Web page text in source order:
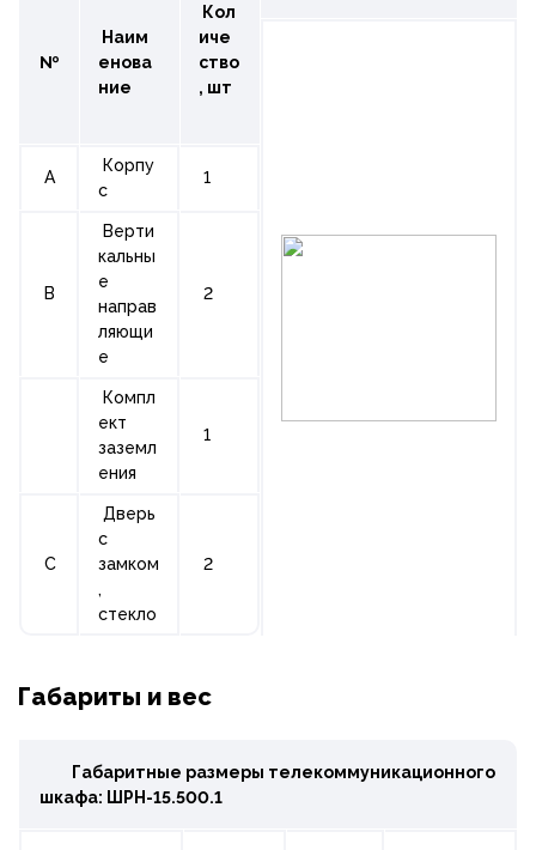
№
Наим
енова
ние
Кол
иче
ство
, шт
A
Корпу
с
1
B
Верти
кальны
е
направ
ляющи
е
2
Компл
ект
заземл
ения
1
C
Дверь
с
замком
,
стекло
2
Габариты и вес
Габаритные размеры телекоммуникационного
шкафа: ШРН-15.500.1